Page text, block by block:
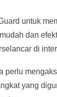
untuk
dan
di
perlu
yang